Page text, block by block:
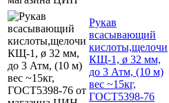
Рукав
всасывающий
кислоты,щелочи
КЩ-1, ø 32 мм,
до 3 Атм, (10 м)
вес ~15кг,
ГОСТ5398-76